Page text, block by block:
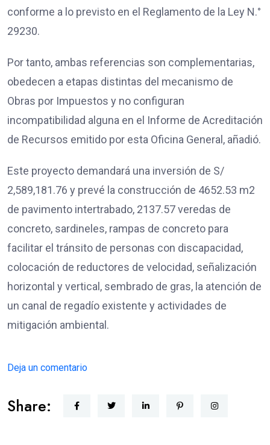
conforme a lo previsto en el Reglamento de la Ley N.°
29230.
Por tanto, ambas referencias son complementarias,
obedecen a etapas distintas del mecanismo de
Obras por Impuestos y no configuran
incompatibilidad alguna en el Informe de Acreditación
de Recursos emitido por esta Oficina General, añadió.
Este proyecto demandará una inversión de S/
2,589,181.76 y prevé la construcción de 4652.53 m2
de pavimento intertrabado, 2137.57 veredas de
concreto, sardineles, rampas de concreto para
facilitar el tránsito de personas con discapacidad,
colocación de reductores de velocidad, señalización
horizontal y vertical, sembrado de gras, la atención de
un canal de regadío existente y actividades de
mitigación ambiental.
Deja un comentario
Share: